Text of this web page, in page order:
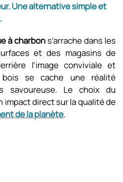
Une alternative simple et
à charbons’arrache dans les
et des magasins de
l’image conviviale et
se cache une réalité
savoureuse. Le choix du
impact direct sur la qualité de
de la planète.